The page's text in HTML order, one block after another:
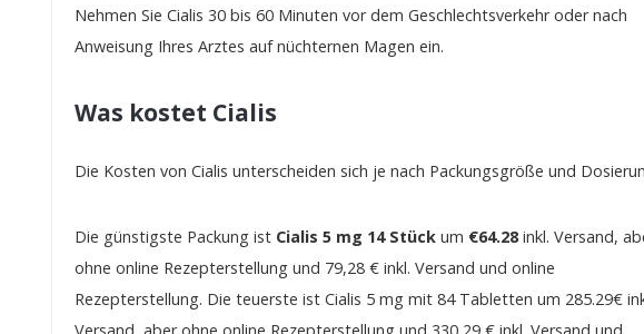
Nehmen Sie Cialis 30 bis 60 Minuten vor dem Geschlechtsverkehr oder nach
Anweisung Ihres Arztes auf nüchternen Magen ein.
Was kostet Cialis
Die Kosten von Cialis unterscheiden sich je nach Packungsgröße und
Die günstigste Packung ist Cialis 5 mg 14 Stück um €64.28inkl. Versand,
ohne online Rezepterstellung und 79,28 € inkl. Versand und online
Rezepterstellung. Die teuerste ist Cialis 5 mg mit 84 Tabletten um 285.29€